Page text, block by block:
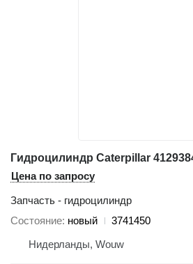
Цена по запросу
Запчасть - гидроцилиндр
Состояние новый
3741450
Нидерланды, Wouw